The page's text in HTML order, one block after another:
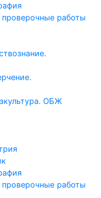
работы
ОБЖ
работы